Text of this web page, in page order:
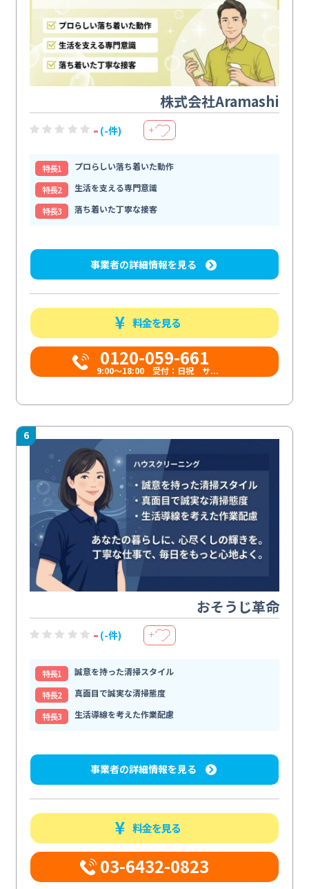
株式会社Aramashi
- (-件) ＋
特⻑1
プロらしい落ち着いた動作
特⻑2
生活を支える専門意識
特⻑3
落ち着いた丁寧な接客
事業者の詳細情報を見る
料金を見る
0120-059-661
9:00〜18:00 受付：日祝 サ...
6
おそうじ革命
- (-件) ＋
特⻑1
誠意を持った清掃スタイル
特⻑2
真面目で誠実な清掃態度
特⻑3
生活導線を考えた作業配慮
事業者の詳細情報を見る
料金を見る
03-6432-0823